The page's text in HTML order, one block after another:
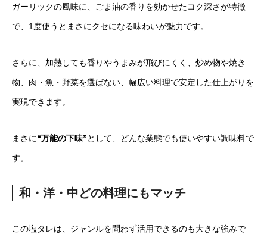
ガーリックの風味に、ごま油の香りを効かせたコク深さが特徴
で、1度使うとまさにクセになる味わいが魅力です。
さらに、加熱しても香りやうまみが飛びにくく、炒め物や焼き
物、肉・魚・野菜を選ばない、幅広い料理で安定した仕上がりを
実現できます。
まさに“万能の下味”として、どんな業態でも使いやすい調味料で
す。
和・洋・中どの料理にもマッチ
この塩タレは、ジャンルを問わず活用できるのも大きな強みで